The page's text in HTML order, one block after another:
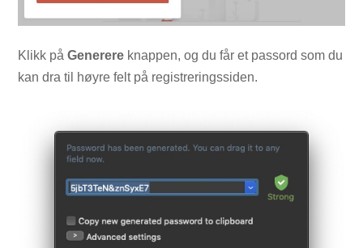
Klikk på Generere knappen, og du får et passord som du
kan dra til høyre felt på registreringssiden.